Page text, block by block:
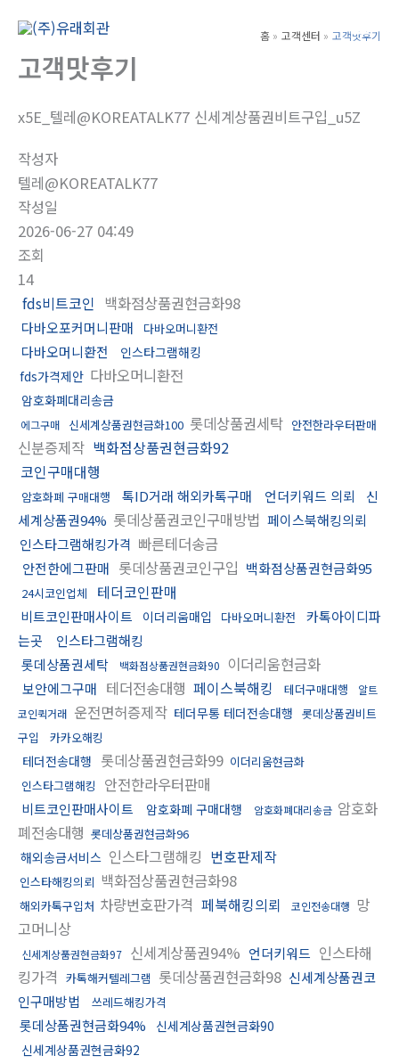
Main
홈 고객센터 고객맛후기
고객맛후기
x5E_텔레@KOREATALK77 신세계상품권비트구입_u5Z
작성자
텔레@KOREATALK77
작성일
2026-06-27 04:49
조회
14
fds비트코인 백화점상품권현금화98
다바오포커머니판매 다바오머니환전
다바오머니환전
인스타그램해킹
fds가격제안 다바오머니환전
암호화폐대리송금
에그구매 신세계상품권현금화100 롯데상품권세탁 안전한라우터판매
신분증제작 백화점상품권현금화92
코인구매대행
암호화폐 구매대행 톡ID거래 해외카톡구매 언더키워드 의뢰
신
세계상품권94% 롯데상품권코인구매방법 페이스북해킹의뢰
인스타그램해킹가격 빠른테더송금
안전한에그판매 롯데상품권코인구입 백화점상품권현금화95
24시코인업체 테더코인판매
비트코인판매사이트 이더리움매입 다바오머니환전
카톡아이디파
는곳
인스타그램해킹
롯데상품권세탁
백화점상품권현금화90 이더리움현금화
보안에그구매 테더전송대행 페이스북해킹 테더구매대행
알트
코인퀵거래 운전면허증제작 테더무통 테더전송대행 롯데상품권비트
구입
카카오해킹
테더전송대행 롯데상품권현금화99 이더리움현금화
인스타그램해킹
안전한라우터판매
비트코인판매사이트 암호화폐 구매대행 암호화폐대리송금 암호화
폐전송대행 롯데상품권현금화96
해외송금서비스 인스타그램해킹 번호판제작
인스타해킹의뢰 백화점상품권현금화98
해외카톡구입처 차량번호판가격 페북해킹의뢰 코인전송대행 망
고머니상
신세계상품권현금화97 신세계상품권94% 언더키워드 인스타해
킹가격 카톡해커텔레그램 롯데상품권현금화98 신세계상품권코
인구매방법
쓰레드해킹가격
롯데상품권현금화94%
신세계상품권현금화90
신세계상품권현금화92